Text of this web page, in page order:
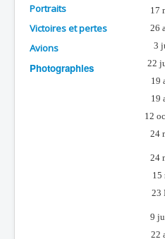
Personnels
Formation
Doctrines
Portraits
Victoires et pertes
Avions
Photographies
17
26
3
22
19
19
12
24
24
15
23
9
22